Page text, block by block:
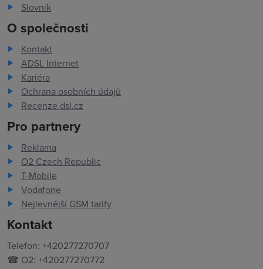
Slovník
O společnosti
Kontakt
ADSL Internet
Kariéra
Ochrana osobních údajů
Recenze dsl.cz
Pro partnery
Reklama
O2 Czech Republic
T-Mobile
Vodafone
Nejlevnější GSM tarify
Kontakt
Telefon: +420277270707
☎ O2: +420277270772